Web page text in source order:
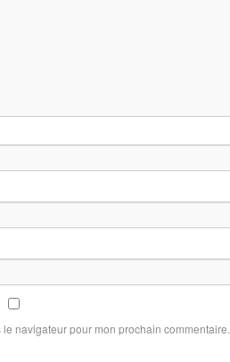
navigateur pour mon prochain commentaire.